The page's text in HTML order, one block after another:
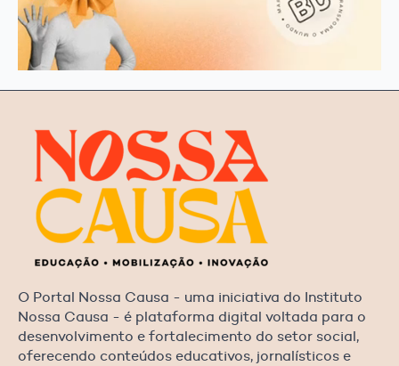
O Portal Nossa Causa - uma iniciativa do Instituto
Nossa Causa - é plataforma digital voltada para o
desenvolvimento e fortalecimento do setor social,
oferecendo conteúdos educativos, jornalísticos e